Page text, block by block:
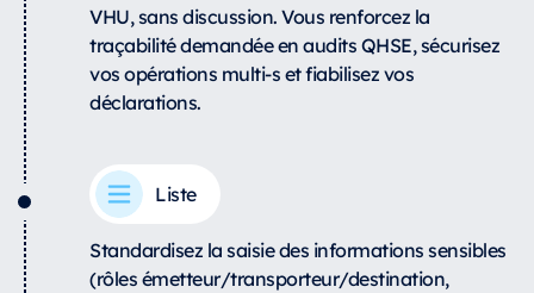
VHU, sans discussion. Vous renforcez la
traçabilité demandée en audits QHSE, sécurisez
vos opérations multi-s et fiabilisez vos
déclarations.
Liste
Standardisez la saisie des informations sensibles
(rôles émetteur/transporteur/destination,